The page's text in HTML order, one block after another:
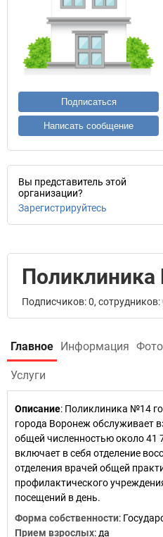
Подписаться
Написать сообщение
Вы представитель этой
организации?
Зарегистрируйтесь
Подписчиков: 0, сотрудников:
Главное Информация Фото
Услуги
Описание: Поликлиника №14
города Воронеж обслуживает
общей численностью около 41
включает в себя отделение
отделения врачей общей
профилактического
посещений в день.
Форма собственности:
Прием взрослых: да